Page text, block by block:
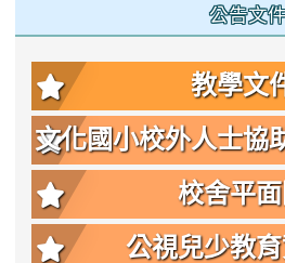
公告文
教學文
文化國小校外人士協
點
校舍平面
公視兒少教